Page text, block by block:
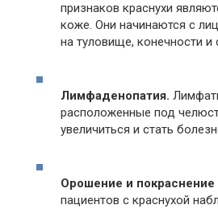
признаков краснухи
коже. Они начинаются с
на туловище, конечности и
Лимфаденопатия.
расположенные под
увеличиться и стать
Орошение и покраснение
пациентов с краснухой